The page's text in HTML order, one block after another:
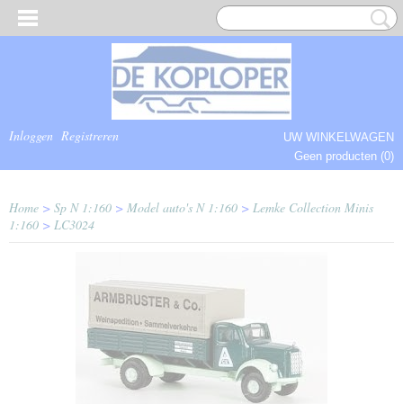
Inloggen Registreren
UW WINKELWAGEN
Geen producten (0)
Home > Sp N 1:160 > Model auto's N 1:160 > Lemke Collection Minis
1:160 > LC3024